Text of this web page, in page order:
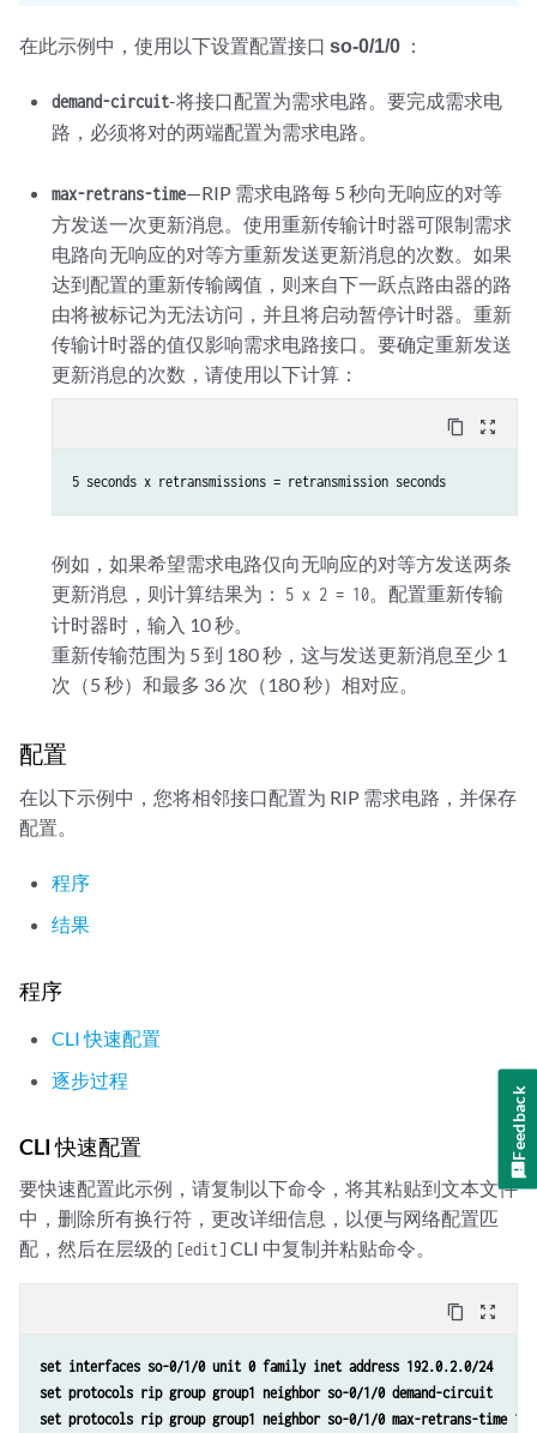
在此示例中，使用以下设置配置接口 so-0/1/0 ：
demand-circuit-将接口配置为需求电路。要完成需求电
路，必须将对的两端配置为需求电路。
max-retrans-time—RIP 需求电路每 5 秒向无响应的对等
方发送一次更新消息。使用重新传输计时器可限制需求
电路向无响应的对等方重新发送更新消息的次数。如果
达到配置的重新传输阈值，则来自下一跃点路由器的路
由将被标记为无法访问，并且将启动暂停计时器。重新
传输计时器的值仅影响需求电路接口。要确定重新发送
更新消息的次数，请使用以下计算：
content_copy zoom_out_map
例如，如果希望需求电路仅向无响应的对等方发送两条
更新消息，则计算结果为： 5 x 2 = 10。配置重新传输
计时器时，输入 10 秒。
重新传输范围为 5 到 180 秒，这与发送更新消息至少 1
次（5 秒）和最多 36 次（180 秒）相对应。
配置
在以下示例中，您将相邻接口配置为 RIP 需求电路，并保存
配置。
程序
结果
程序
CLI 快速配置
逐步过程
CLI 快速配置
要快速配置此示例，请复制以下命令，将其粘贴到文本文件
中，删除所有换行符，更改详细信息，以便与网络配置匹
配，然后在层级的 [edit] CLI 中复制并粘贴命令。
content_copy zoom_out_map
set interfaces so-0/1/0 unit 0 family inet address 192.0.2.0/24
set protocols rip group group1 neighbor so-0/1/0 demand-circuit
set protocols rip group group1 neighbor so-0/1/0 max-retrans-time 10
Feedback